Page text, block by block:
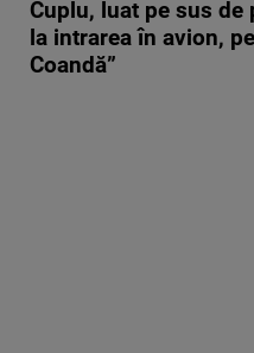
Cuplu, luat pe sus
la intrarea în avion,
Coandă”